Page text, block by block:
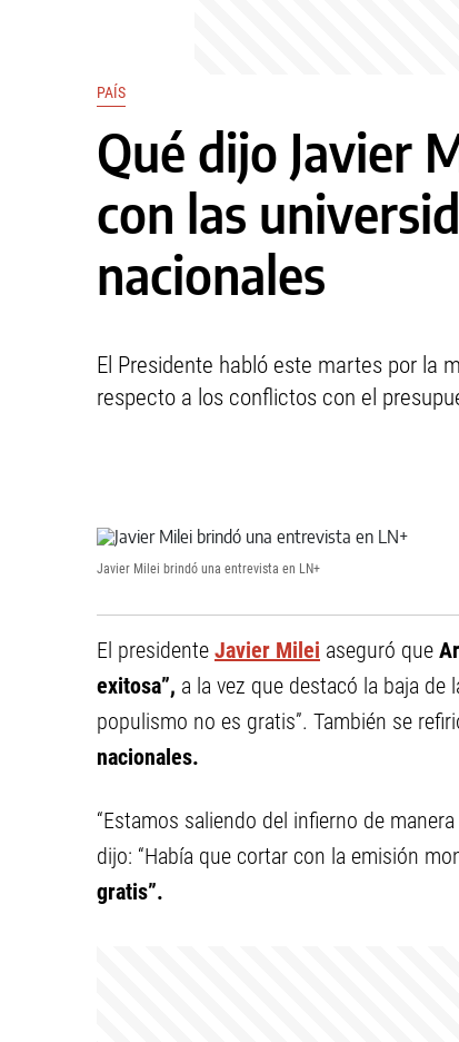
PAÍS
Qué dijo Javier
con las
nacionales
El Presidente habló este martes por la
respecto a los conflictos con el
Javier Milei brindó una entrevista en LN+
El presidente Javier Milei aseguró que
exitosa”, a la vez que destacó la baja de
populismo no es gratis”. También se
nacionales.
“Estamos saliendo del infierno de
dijo: “Había que cortar con la emisión
gratis”.